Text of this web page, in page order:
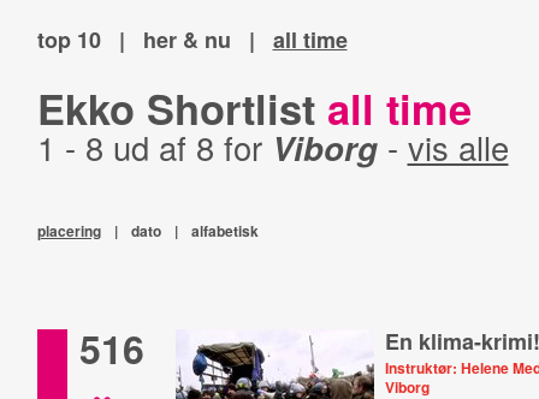
top 10 | her & nu | all time
Ekko Shortlist all time
1 - 8 ud af 8 for Viborg- vis alle
placering | dato | alfabetisk
516 En klima-
Instruktør: Helene
Viborg